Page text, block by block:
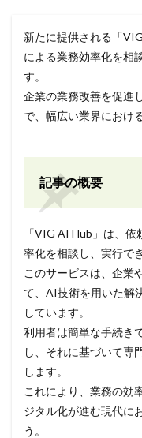
新たに提供される「
による業務効率化を相
す。
企業の業務改善を促進
で、幅広い業界におけ
記事の概要
「VIG AI Hub」は、
率化を相談し、実行で
このサービスは、企業
て、AI技術を用いた解
しています。
利用者は簡単な手続き
し、それに基づいて専
します。
これにより、業務の効
ジタル化が進む現代に
う。